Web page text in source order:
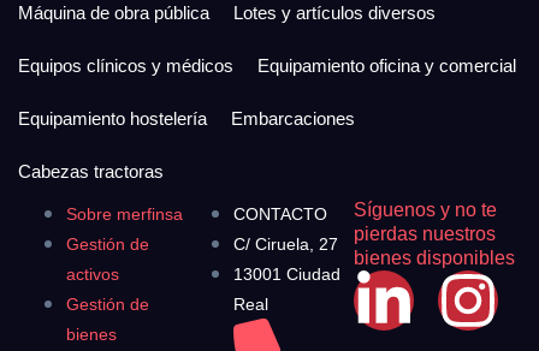
Sobre merfinsa
Gestión de
activos
Gestión de
bienes
CONTACTO
C/ Ciruela, 27
13001 Ciudad
Real
Síguenos y no te
pierdas nuestros
bienes disponibles
Máquina de obra pública Lotes y artículos diversos
Equipos clínicos y médicos Equipamiento oficina y comercial
Equipamiento hostelería Embarcaciones
Cabezas tractoras